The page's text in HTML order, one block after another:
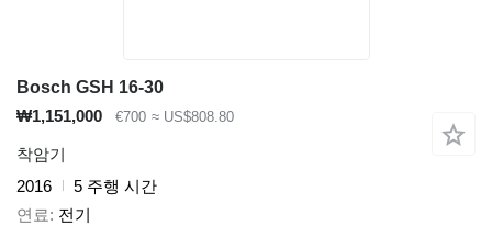
Bosch GSH 16-30
₩1,151,000
€700 ≈ US$808.80
착암기
2016
5 주행 시간
연료 전기